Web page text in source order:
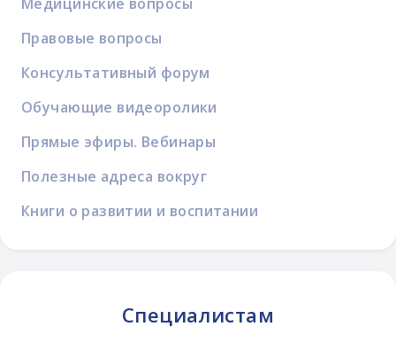
Правовые вопросы
Консультативный форум
Обучающие видеоролики
Прямые эфиры. Вебинары
Полезные адреса вокруг
Книги о развитии и воспитании
Специалистам